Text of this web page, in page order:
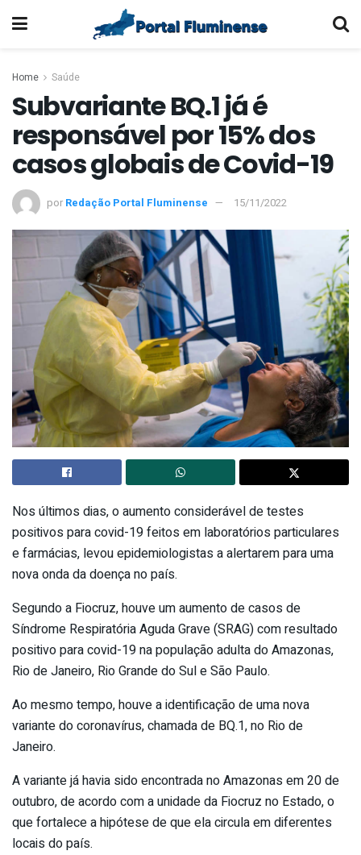
Home Saúde
Subvariante BQ.1 já é
responsável por 15% dos
casos globais de Covid-19
por Redação Portal Fluminense 15/11/2022
Nos últimos dias, o aumento considerável de testes
positivos para covid-19 feitos em laboratórios particulares
e farmácias, levou epidemiologistas a alertarem para uma
nova onda da doença no país.
Segundo a Fiocruz, houve um aumento de casos de
Síndrome Respiratória Aguda Grave (SRAG) com resultado
positivo para covid-19 na população adulta do Amazonas,
Rio de Janeiro, Rio Grande do Sul e São Paulo.
Ao mesmo tempo, houve a identificação de uma nova
variante do coronavírus, chamada de BQ.1, no Rio de
Janeiro.
A variante já havia sido encontrada no Amazonas em 20 de
outubro, de acordo com a unidade da Fiocruz no Estado, o
que fortalece a hipótese de que ela circula em diferentes
locais do país.